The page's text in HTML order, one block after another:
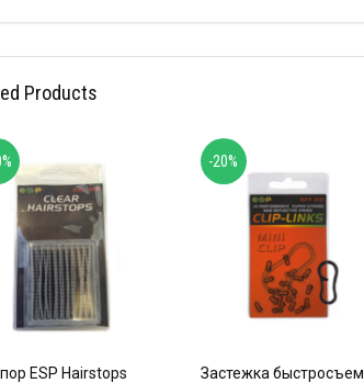
Products
ESP Hairstops
Застежка быстросъем
-20%